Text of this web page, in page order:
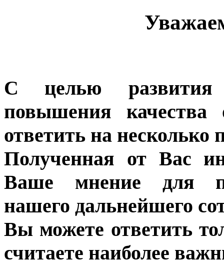
С целью развития
повышения качества
ответить на несколько
Полученная от Вас
Ваше мнение для
нашего дальнейшего
Вы можете ответить
считаете наиболее